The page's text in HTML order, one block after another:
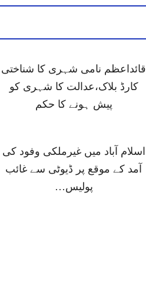
قائداعظم نامی شہری کا شناختی
کارڈ بلاک،عدالت کا شہری کو
پیش ہونے کا حکم
اسلام آباد میں غیرملکی وفود کی
آمد کے موقع پر ڈیوٹی سے غائب
پولیس…